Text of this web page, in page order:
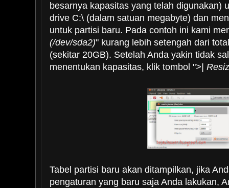
besarnya kapasitas yang telah digunakan)
drive C:\ (dalam satuan megabyte) dan
untuk partisi baru. Pada contoh ini kami
(/dev/sda2)" kurang lebih setengah dari
(sekitar 20GB). Setelah Anda yakin tidak
menentukan kapasitas, klik tombol ">|
Tabel partisi baru akan ditampilkan, jika
pengaturan yang baru saja Anda lakukan,